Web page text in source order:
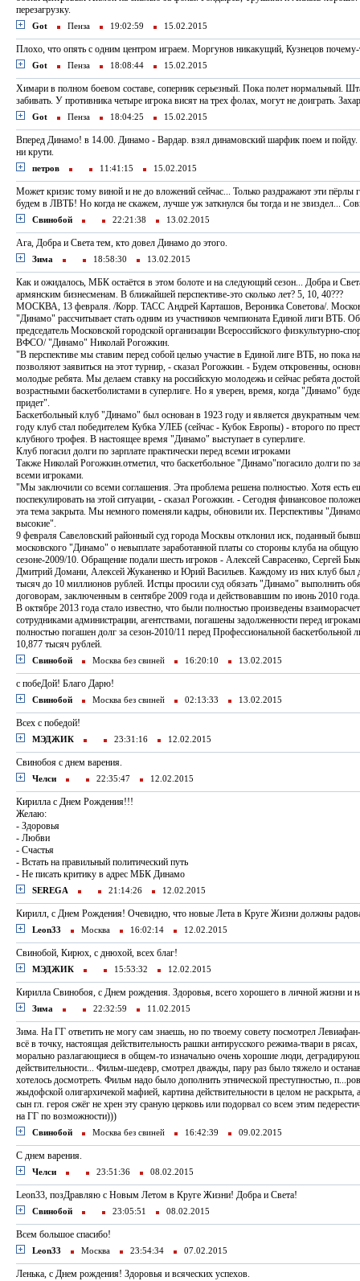
перезагрузку.
Got Пенза 19:02:59 15.02.2015
Плохо, что опять с одним центром играем. Моргунов никакущий, Кузнецов почему-
Got Пенза 18:08:44 15.02.2015
Химари в полном боевом составе, соперник серьезный. Пока полет нормальный.
забивать. У противника четыре игрока висят на трех фолах, могут не доиграть.
Got Пенза 18:04:25 15.02.2015
Вперед Динамо! в 14.00. Динамо - Вардар. взял динамовский шарфик поем и пойду.
ни крути.
петров 11:41:15 15.02.2015
Может кризис тому виной и не до вложений сейчас... Только раздражают эти
будем в ЛВТБ! Но когда не скажем, лучше уж заткнулся бы тогда и не звиздел...
Свинобой 22:21:38 13.02.2015
Ага, Добра и Света тем, кто довел Динамо до этого.
Зима 18:58:30 13.02.2015
Как и ожидалось, МБК остаётся в этом болоте и на следующий сезон... Добра и
армянским бизнесменам. В ближайшей перспективе-это сколько лет? 5, 10, 40???
МОСКВА, 13 февраля. /Корр. ТАСС Андрей Карташов, Вероника Советова/.
"Динамо" рассчитывает стать одним из участников чемпионата Единой лиги ВТБ.
председатель Московской городской организации Всероссийского физкультурно-
ВФСО/ "Динамо" Николай Рогожкин.
"В перспективе мы ставим перед собой целью участие в Единой лиге ВТБ, но пока
позволяют заявиться на этот турнир, - сказал Рогожкин. - Будем откровенны,
молодые ребята. Мы делаем ставку на российскую молодежь и сейчас ребята
возрастными баскетболистами в суперлиге. Но я уверен, время, когда "Динамо"
придет".
Баскетбольный клуб "Динамо" был основан в 1923 году и является двукратным
году клуб стал победителем Кубка УЛЕБ (сейчас - Кубок Европы) - второго по
клубного трофея. В настоящее время "Динамо" выступает в суперлиге.
Клуб погасил долги по зарплате практически перед всеми игроками
Также Николай Рогожкин.отметил, что баскетбольное "Динамо"погасило долги по
всеми игроками.
"Мы заключили со всеми соглашения. Эта проблема решена полностью. Хотя есть
поспекулировать на этой ситуации, - сказал Рогожкин. - Сегодня финансовое
эта тема закрыта. Мы немного поменяли кадры, обновили их. Перспективы
высокие".
9 февраля Савеловский районный суд города Москвы отклонил иск, поданный
московского "Динамо" о невыплате заработанной платы со стороны клуба на
сезоне-2009/10. Обращение подали шесть игроков - Алексей Саврасенко, Сергей
Дмитрий Домани, Алексей Жуканенко и Юрий Васильев. Каждому из них клуб был
тысяч до 10 миллионов рублей. Истцы просили суд обязать "Динамо" выполнить
договорам, заключенным в сентябре 2009 года и действовавшим по июнь 2010 года.
В октябре 2013 года стало известно, что были полностью произведены
сотрудниками администрации, агентствами, погашены задолженности перед
полностью погашен долг за сезон-2010/11 перед Профессиональной
10,877 тысяч рублей.
Свинобой Москва без свиней 16:20:10 13.02.2015
с побеДой! Благо Дарю!
Свинобой Москва без свиней 02:13:33 13.02.2015
Всех с победой!
МЭДЖИК 23:31:16 12.02.2015
Свинобоя с днем варения.
Челси 22:35:47 12.02.2015
Кирилла с Днем Рождения!!!
Желаю:
- Здоровья
- Любви
- Счастья
- Встать на правильный политический путь
- Не писать критику в адрес МБК Динамо
SEREGA 21:14:26 12.02.2015
Кирилл, с Днем Рождения! Очевидно, что новые Лета в Круге Жизни должны
Leon33 Москва 16:02:14 12.02.2015
Свинобой, Кирюх, с днюхой, всех благ!
МЭДЖИК 15:53:32 12.02.2015
Кирилла Свинобоя, с Днем рождения. Здоровья, всего хорошего в личной жизни и
Зима 22:32:59 11.02.2015
Зима. На ГГ ответить не могу сам знаешь, но по твоему совету посмотрел
всё в точку, настоящая действительность рашки антирусского режима-твари в
морально разлагающиеся в общем-то изначально очень хорошие люди,
действительности... Фильм-шедевр, смотрел дважды, пару раз было тяжело и
хотелось досмотреть. Фильм надо было дополнить этнической преступностью,
жыдофской олигархичекой мафией, картина действительности в целом не раскрыта,
сын гл. героя сжёг не хрен эту сраную церковь или подорвал со всем этим
на ГГ по возможности)))
Свинобой Москва без свиней 16:42:39 09.02.2015
С днем варения.
Челси 23:51:36 08.02.2015
Leon33, позДравляю с Новым Летом в Круге Жизни! Добра и Света!
Свинобой 23:05:51 08.02.2015
Всем большое спасибо!
Leon33 Москва 23:54:34 07.02.2015
Ленька, с Днем рождения! Здоровья и всяческих успехов.